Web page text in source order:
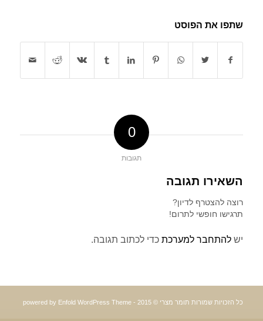
שתפו את הפוסט
0
תגובות
השאירו תגובה
רוצה להצטרף לדיון?
תרגישו חופשי לתרום!
יש להתחבר למערכתכדי לכתוב תגובה.
כל הזכויות שמורות תומר מצרי © 2015 - powered by Enfold WordPress Theme